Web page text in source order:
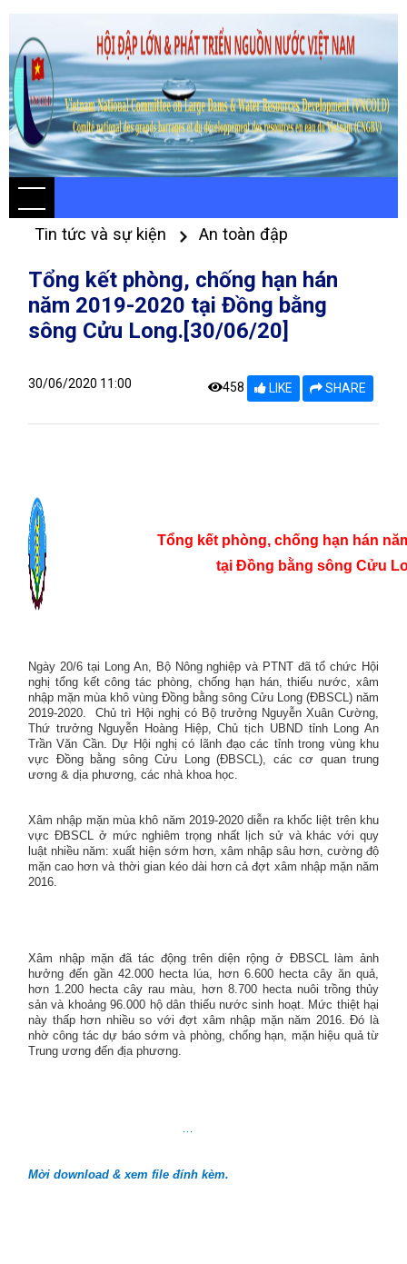
Tin tức và sự kiện An toàn đập
Tổng kết phòng, chống hạn hán
năm 2019-2020 tại Đồng bằng
sông Cửu Long.[30/06/20]
30/06/2020 11:00 458 LIKE SHARE
Tổng kết phòng, chống hạn hán
tại Đồng bằng sông Cửu
Ngày 20/6 tại Long An, Bộ Nông nghiệp và PTNT đã tổ chức Hội
nghị tổng kết công tác phòng, chống hạn hán, thiếu nước, xâm
nhập mặn mùa khô vùng Đồng bằng sông Cửu Long (ĐBSCL) năm
2019-2020.
Chủ trì Hội nghị có Bộ trưởng Nguyễn Xuân Cường,
Thứ trưởng Nguyễn Hoàng Hiệp, Chủ tịch UBND tỉnh Long An
Trần Văn Cần. Dự Hội nghị có lãnh đạo các tỉnh trong vùng khu
vực Đồng bằng sông Cửu Long (ĐBSCL), các cơ quan trung
ương & dịa phương, các nhà khoa học.
Xâm nhập mặn mùa khô năm 2019-2020 diễn ra khốc liệt trên khu
vực ĐBSCL ở mức nghiêm trọng nhất lịch sử và khác với quy
luật nhiều năm: xuất hiện sớm hơn, xâm nhập sâu hơn, cường độ
mặn cao hơn và thời gian kéo dài hơn cả đợt xâm nhập mặn năm
2016.
Xâm nhập mặn đã tác động trên diện rộng ở ĐBSCL làm ảnh
hưởng đến gần 42.000 hecta lúa, hơn 6.600 hecta cây ăn quả,
hơn 1.200 hecta cây rau màu, hơn 8.700 hecta nuôi trồng thủy
sản và khoảng 96.000 hộ dân thiếu nước sinh hoạt. Mức thiệt hại
này thấp hơn nhiều so với đợt xâm nhập mặn năm 2016. Đó là
nhờ công tác dự báo sớm và phòng, chống hạn, mặn hiệu quả từ
Trung ương đến địa phương.
…
Mời download & xem file đính kèm.